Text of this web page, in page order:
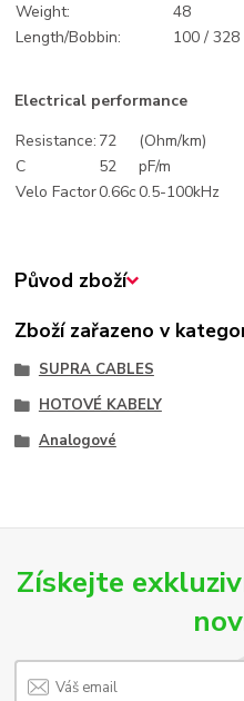
Weight: 48
Length/Bobbin:
100 / 328
Electrical performance
Resistance: 72
(Ohm/km)
C
52
pF/m
Velo Factor0.66c 0.5-100kHz
Původ zboží
Zboží zařazeno v
SUPRA CABLES
HOTOVÉ KABELY
Analogové
Získejte